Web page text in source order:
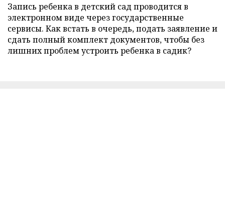
Запись ребенка в детский сад проводится в
электронном виде через государственные
сервисы. Как встать в очередь, подать заявление и
сдать полный комплект документов, чтобы без
лишних проблем устроить ребенка в садик?